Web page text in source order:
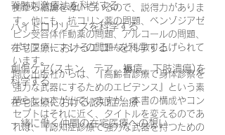
脊髄刺激療法を科学する
ハイドロリリースを科学する
在宅医療におけるエコーを科学する
創傷ケア(スキン テア、褥瘡、下肢潰瘍)を
科学する
在宅医療における認知症治療
一緒に働く仲間の在宅医療への想い
拠から結論を導いているので、説得力がありま
す。他にも、抗コリン薬の問題、ベンゾジアゼ
ピン受容体作動薬の問題、アルコールの問題、
ポリファーマシーの問題なども取り上げられて
います。
同じ出版社からは、『高齢者診療で身体診察を
強力な武器にするためのエビデンス』という素
晴らしい本が出ていますが、本書の構成やコン
セプトはそれに近く、タイトルを変えるのであ
れば、『認知症診療で強力な武器を持つための